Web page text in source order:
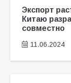
Экспорт
Китаю
совместно
11.06.2024